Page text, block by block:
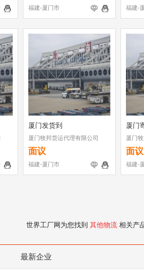
福建-厦门市 福建-
厦门发货到
厦门牧邦货运代理有限公司
面议
福建-厦门市
厦门
厦门
面议
福建-
世界工厂网为您找到 其他物流 相关产
最新企业